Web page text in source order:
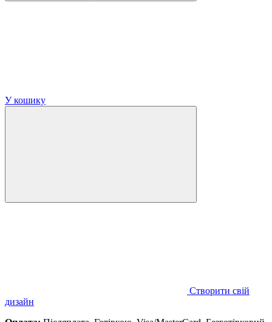
У кошику
Створити свій
дизайн